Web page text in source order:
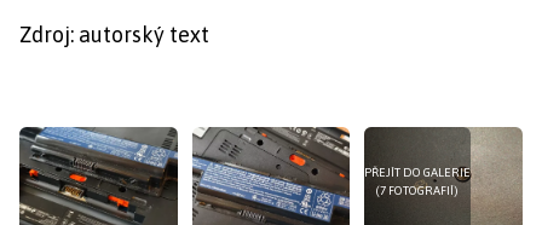
Zdroj: autorský text
PŘEJÍT DO GALERIE
(7 FOTOGRAFIÍ)